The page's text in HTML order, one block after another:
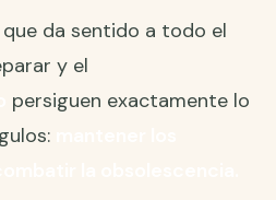
da sentido a todo el
y el
persiguen exactamente lo